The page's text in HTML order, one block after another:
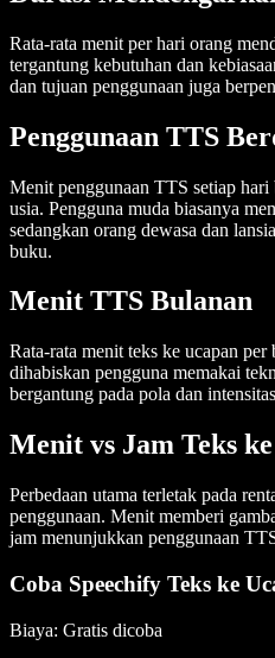
Rata-rata menit per hari orang
tergantung kebutuhan dan
dan tujuan penggunaan juga
Penggunaan TTS
Menit penggunaan TTS setiap
usia. Pengguna muda biasanya
sedangkan orang dewasa dan
buku.
Menit TTS Bulanan
Rata-rata menit teks ke ucapan
dihabiskan pengguna memakai
bergantung pada pola dan
Menit vs Jam Teks
Perbedaan utama terletak pada
penggunaan. Menit memberi
jam menunjukkan penggunaan
Coba Speechify Teks ke
Biaya: Gratis dicoba